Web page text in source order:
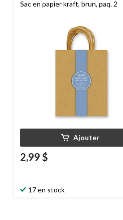
Sac en papier kraft, brun, paq. 2
Ajouter
2,99 $
17 en stock